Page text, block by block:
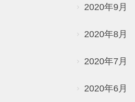
2020年9月
2020年8月
2020年7月
2020年6月